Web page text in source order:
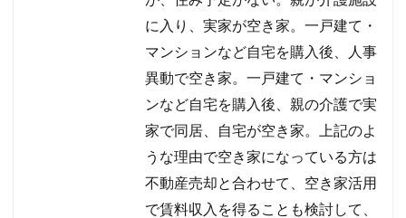
に入り、実家が空き家。一戸建て・
マンションなど自宅を購入後、人事
異動で空き家。一戸建て・マンショ
ンなど自宅を購入後、親の介護で実
家で同居、自宅が空き家。上記のよ
うな理由で空き家になっている方は
不動産売却と合わせて、空き家活用
で賃料収入を得ることも検討して、